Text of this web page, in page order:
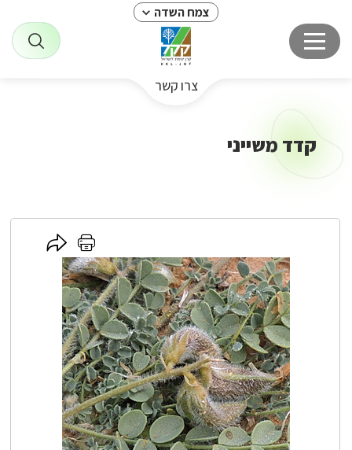
צמח השדה
צרו קשר
קדד משייני
לחץ
כאן
להדפסה
לחץ
כאן
לשיתוף